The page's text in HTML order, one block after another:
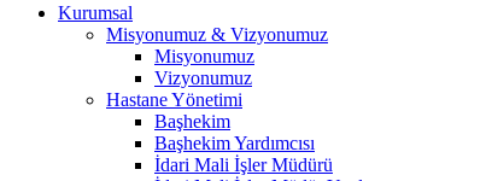
Kurumsal
Misyonumuz & Vizyonumuz
Misyonumuz
Vizyonumuz
Hastane Yönetimi
Başhekim
Başhekim Yardımcısı
İdari Mali İşler Müdürü